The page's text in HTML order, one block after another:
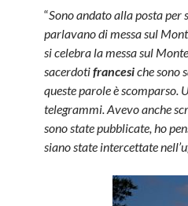
“Sono andato alla posta per
parlavano di messa sul
si celebra la messa sul
sacerdotifrancesiche sono
queste parole è scomparso.
telegrammi. Avevo anche
sono state pubblicate, ho
siano state intercettate